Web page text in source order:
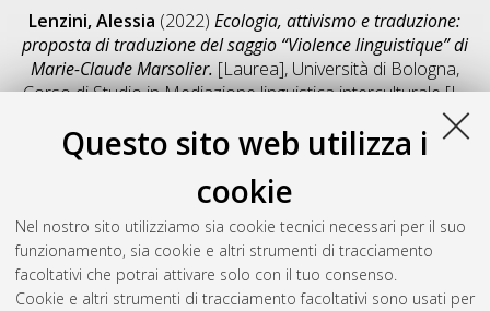
Questo sito web utilizza i
cookie
Nel nostro sito utilizziamo sia cookie tecnici necessari per il suo
funzionamento, sia cookie e altri strumenti di tracciamento
facoltativi che potrai attivare solo con il tuo consenso.
Cookie e altri strumenti di tracciamento facoltativi sono usati per
Lenzini, Alessia (2022)Ecologia, attivismo e traduzione:
proposta di traduzione del saggio “Violence linguistique” di
Marie-Claude Marsolier. [Laurea], Università di Bologna,
Corso di Studio inMediazione linguistica interculturale [L-
, Documento full-text non disponibile
Salva citazione
Condividi
Il full-text non è disponibile per scelta dell'autore. (
Abstract
Altri metadati